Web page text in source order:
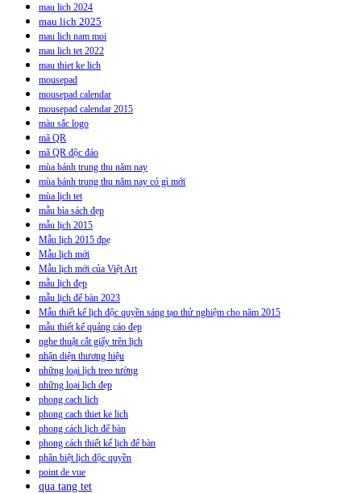
mau lich 2024
mau lich 2025
mau lich nam moi
mau lich tet 2022
mau thiet ke lich
mousepad
mousepad calendar
mousepad calendar 2015
màu sắc logo
mã QR
mã QR độc đáo
mùa bánh trung thu năm nay
mùa bánh trung thu năm nay có gì mới
mùa lịch tet
mẫu bìa sách đẹp
mẫu lịch 2015
Mẫu lịch 2015 đpẹ
Mẫu lịch mới
Mẫu lịch mới của Việt Art
mẫu lịch đẹp
mẫu lịch để bàn 2023
Mẫu thiết kế lịch độc quyền sáng tạo thử nghiệm cho năm 2015
mẫu thiết kế quảng cáo đẹp
nghe thuật cắt giấy trên lịch
nhận diện thương hiệu
những loại lịch treo tường
những loại lịch đẹp
phong cach lich
phong cach thiet ke lich
phong cách lịch để bàn
phong cách thiết kế lịch để bàn
phân biệt lịch độc quyền
point de vue
qua tang tet